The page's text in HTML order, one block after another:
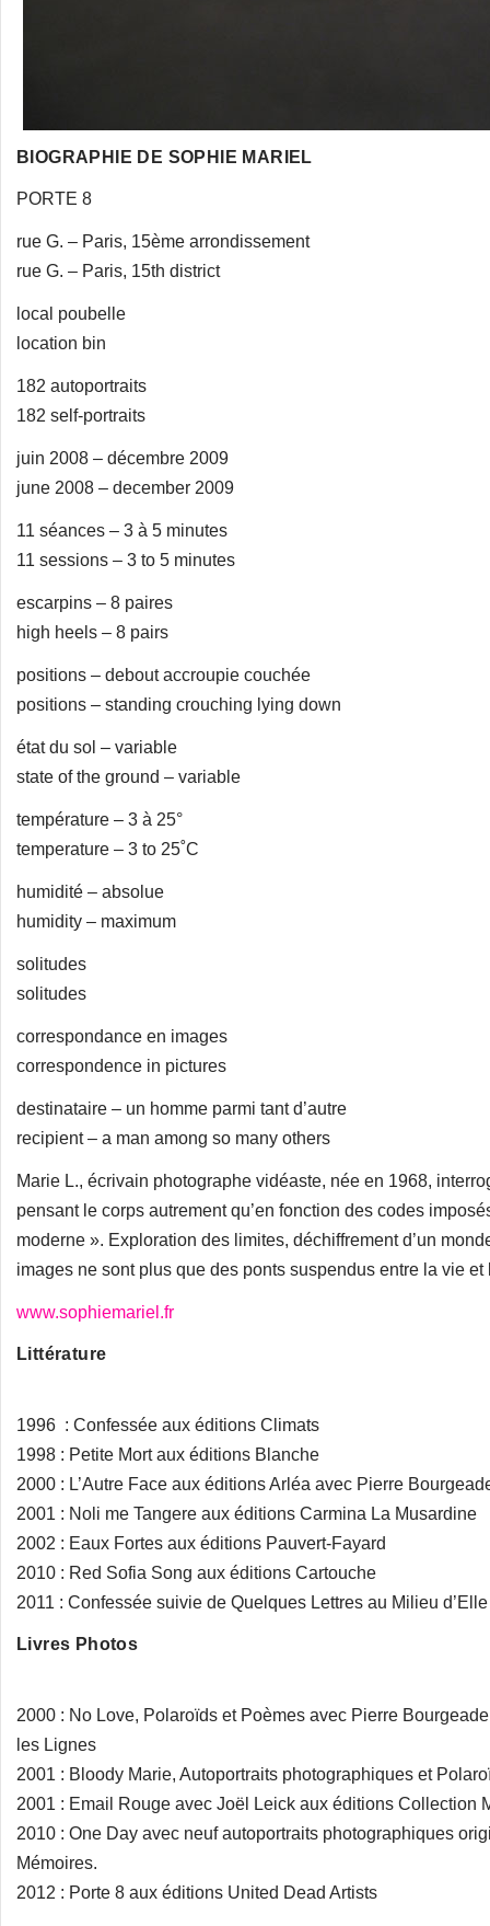
BIOGRAPHIE DE SOPHIE MARIEL
PORTE 8
rue G. – Paris, 15ème arrondissement
rue G. – Paris, 15th district
local poubelle
location bin
182 autoportraits
182 self-portraits
juin 2008 – décembre 2009
june 2008 – december 2009
11 séances – 3 à 5 minutes
11 sessions – 3 to 5 minutes
escarpins – 8 paires
high heels – 8 pairs
positions – debout accroupie couchée
positions – standing crouching lying down
état du sol – variable
state of the ground – variable
température – 3 à 25°
temperature – 3 to 25˚C
humidité – absolue
humidity – maximum
solitudes
solitudes
correspondance en images
correspondence in pictures
destinataire – un homme parmi tant d’autre
recipient – a man among so many others
Marie L., écrivain photographe vidéaste, née en 1968,
pensant le corps autrement qu’en fonction des codes
moderne ». Exploration des limites, déchiffrement d’un
images ne sont plus que des ponts suspendus entre la vie et
www.sophiemariel.fr
Littérature
1996 : Confessée aux éditions Climats
1998 : Petite Mort aux éditions Blanche
2000 : L’Autre Face aux éditions Arléa avec Pierre
2001 : Noli me Tangere aux éditions Carmina La Musardine
2002 : Eaux Fortes aux éditions Pauvert-Fayard
2010 : Red Sofia Song aux éditions Cartouche
2011 : Confessée suivie de Quelques Lettres au Milieu
Livres Photos
2000 : No Love, Polaroïds et Poèmes avec Pierre
les Lignes
2001 : Bloody Marie, Autoportraits photographiques et
2001 : Email Rouge avec Joël Leick aux éditions Collection
2010 : One Day avec neuf autoportraits photographiques
Mémoires.
2012 : Porte 8 aux éditions United Dead Artists